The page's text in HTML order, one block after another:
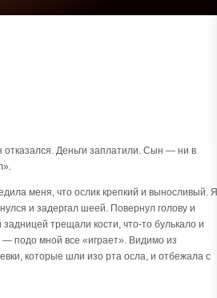
Деньги заплатили. Сын — ни в
меня, что ослик крепкий и выносливый. Я
и задергал шеей. Повернул голову и
трещали кости, что-то булькало и
— подо мной все «играет». Видимо из
которые шли изо рта осла, и отбежала с